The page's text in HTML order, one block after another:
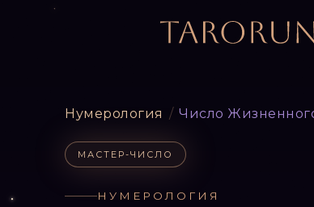
Нумерология / Число
МАСТЕР-ЧИСЛО
НУМЕРОЛОГИЯ